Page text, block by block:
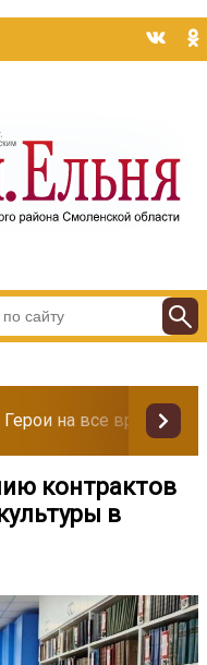
Герои на все времена
контрактов
в